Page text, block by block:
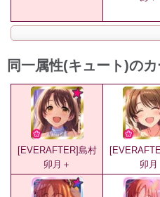
同一属性(キュート)の
[EVERAFTER]島村
卯月＋
卯月